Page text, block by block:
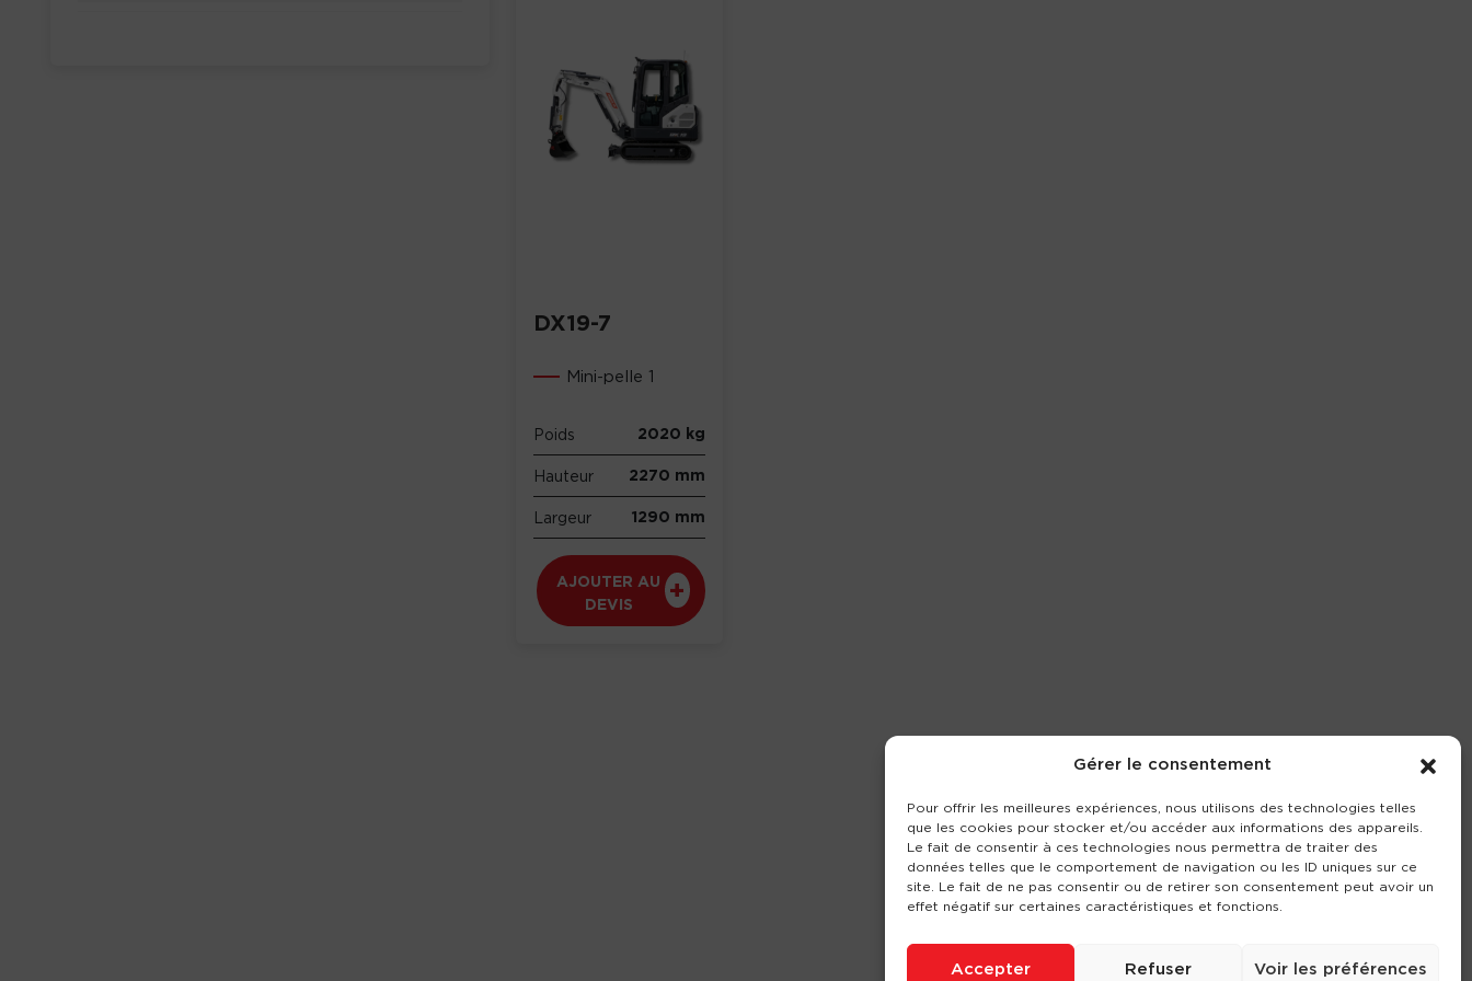
Gérer le consentement
Pour offrir les meilleures expériences, nous utilisons des technologies telles
que les cookies pour stocker et/ou accéder aux informations des appareils.
Le fait de consentir à ces technologies nous permettra de traiter des
données telles que le comportement de navigation ou les ID uniques sur ce
site. Le fait de ne pas consentir ou de retirer son consentement peut avoir un
effet négatif sur certaines caractéristiques et fonctions.
Accepter Refuser Voir les préférences
DX19-7
Mini-pelle 1
Poids 2020 kg
Hauteur 2270 mm
Largeur 1290 mm
AJOUTER AU
DEVIS